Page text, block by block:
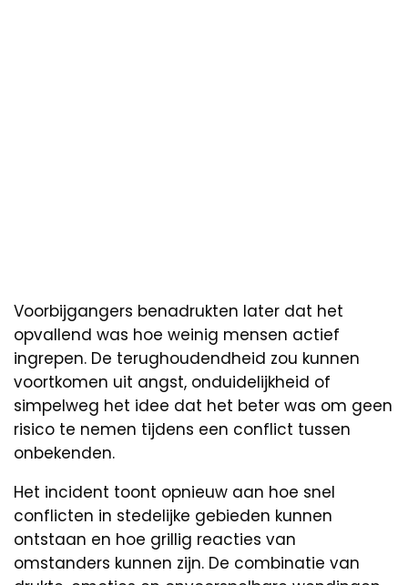
Voorbijgangers benadrukten later dat het
opvallend was hoe weinig mensen actief
ingrepen. De terughoudendheid zou kunnen
voortkomen uit angst, onduidelijkheid of
simpelweg het idee dat het beter was om geen
risico te nemen tijdens een conflict tussen
onbekenden.
Het incident toont opnieuw aan hoe snel
conflicten in stedelijke gebieden kunnen
ontstaan en hoe grillig reacties van
omstanders kunnen zijn. De combinatie van